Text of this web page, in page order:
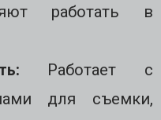
работать в
Работает с
для съемки,